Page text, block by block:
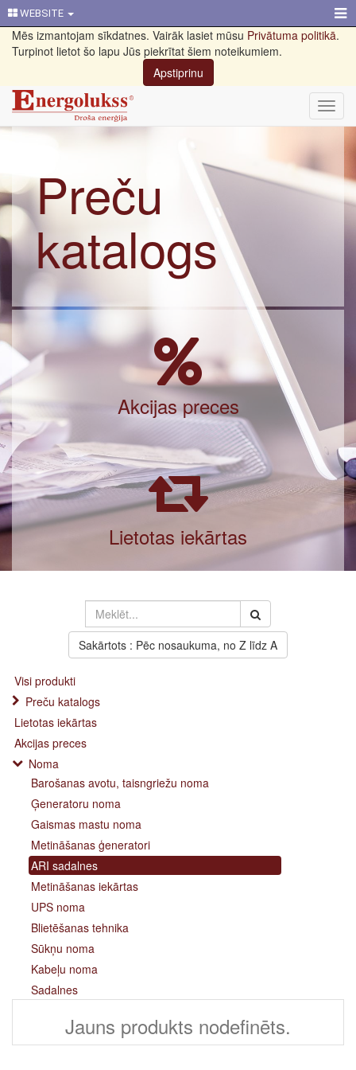
WEBSITE
Mēs izmantojam sīkdatnes. Vairāk lasiet mūsu Privātuma politikā.
Turpinot lietot šo lapu Jūs piekrītat šiem noteikumiem.
Apstiprinu
Preču
katalogs
Akcijas preces
Lietotas iekārtas
Sakārtots : Pēc nosaukuma, no Z līdz A
Visi produkti
Preču katalogs
Lietotas iekārtas
Akcijas preces
Noma
Barošanas avotu, taisngriežu noma
Ģeneratoru noma
Gaismas mastu noma
Metināšanas ģeneratori
ARI sadalnes
Metināšanas iekārtas
UPS noma
Blietēšanas tehnika
Sūkņu noma
Kabeļu noma
Sadalnes
Jauns produkts nodefinēts.